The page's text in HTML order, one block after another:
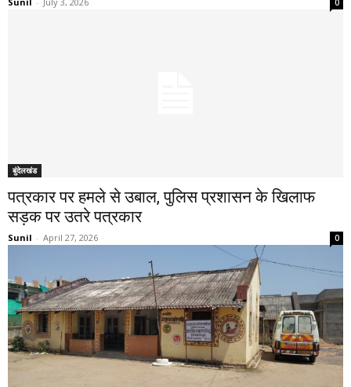
0
बुंदेलखंड
पत्रकार पर हमले से उबाल, पुलिस प्रशासन के खिलाफ
सड़क पर उतरे पत्रकार
Sunil - April 27, 2026 0